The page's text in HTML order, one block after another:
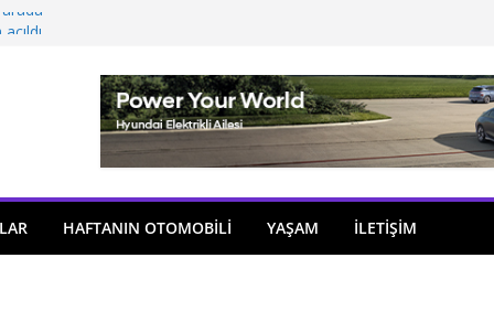
sayısı artıyor
HAFTANIN OTOMOBILI YAŞAM İLETİŞİM